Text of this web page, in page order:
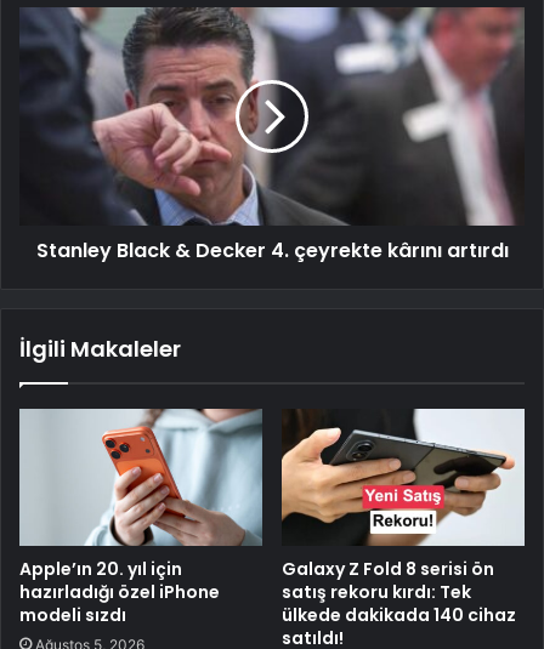
Stanley Black & Decker 4. çeyrekte kârını artırdı
İlgili Makaleler
Apple’ın 20. yıl için
hazırladığı özel iPhone
modeli sızdı
Ağustos 5, 2026
Galaxy Z Fold 8 serisi ön
satış rekoru kırdı: Tek
ülkede dakikada 140 cihaz
satıldı!